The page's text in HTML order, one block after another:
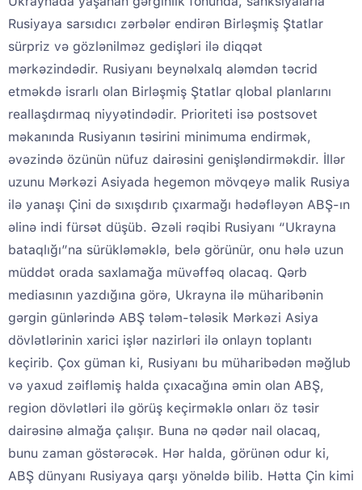
Rusiyaya sarsıdıcı zərbələr endirən Birləşmiş Ştatlar
sürpriz və gözlənilməz gedişləri ilə diqqət
mərkəzindədir. Rusiyanı beynəlxalq aləmdən təcrid
etməkdə israrlı olan Birləşmiş Ştatlar qlobal planlarını
reallaşdırmaq niyyətindədir. Prioriteti isə postsovet
məkanında Rusiyanın təsirini minimuma endirmək,
əvəzində özünün nüfuz dairəsini genişləndirməkdir. İllər
uzunu Mərkəzi Asiyada hegemon mövqeyə malik Rusiya
ilə yanaşı Çini də sıxışdırıb çıxarmağı hədəfləyən ABŞ-ın
əlinə indi fürsət düşüb. Əzəli rəqibi Rusiyanı “Ukrayna
bataqlığı”na sürükləməklə, belə görünür, onu hələ uzun
müddət orada saxlamağa müvəffəq olacaq. Qərb
mediasının yazdığına görə, Ukrayna ilə müharibənin
gərgin günlərində ABŞ tələm-tələsik Mərkəzi Asiya
dövlətlərinin xarici işlər nazirləri ilə onlayn toplantı
keçirib. Çox güman ki, Rusiyanı bu müharibədən məğlub
və yaxud zəifləmiş halda çıxacağına əmin olan ABŞ,
region dövlətləri ilə görüş keçirməklə onları öz təsir
dairəsinə almağa çalışır. Buna nə qədər nail olacaq,
bunu zaman göstərəcək. Hər halda, görünən odur ki,
ABŞ dünyanı Rusiyaya qarşı yönəldə bilib. Hətta Çin kimi